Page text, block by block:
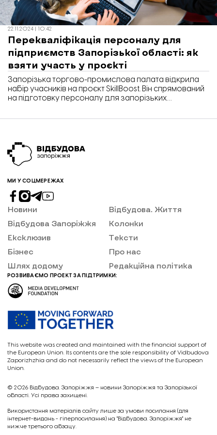
22.11.2024 | 10:42
Перекваліфікація персоналу для
підприємств Запорізької області: як
взяти участь у проєкті
Запорізька торгово-промислова палата відкрила
набір учасників на проєкт SkillBoost. Він спрямований
на підготовку персоналу для запорізьких
МИ У СОЦМЕРЕЖАХ
Новини
Відбудова Запоріжжя
Ексклюзив
Бізнес
Шлях додому
Відбудова. Життя
Колонки
Тексти
Про нас
Редакційна політика
РОЗВИВАЄМО ПРОЕКТ ЗА ПІДТРИМКИ:
This website was created and maintained with the financial support of
the European Union. Its contents are the sole responsibility of Vidbudova
Zaporizhzhia and do not necessarily reflect the views of the European
Union.
© 2026 Відбудова. Запоріжжя – новини Запоріжжя та Запорізької
області. Усі права захищені.
Викориcтання матеріалів сайту лише за умови посилання (для
інтернет-видань - гіперпосилання) на "Відбудова. Запоріжжя" не
нижче третього абзацу.